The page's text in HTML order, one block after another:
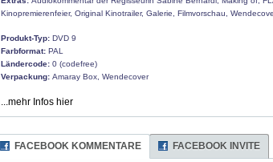
Kinopremierenfeier, Original Kinotrailer, Galerie, Filmvorschau,
Produkt-Typ: DVD 9
Farbformat: PAL
Ländercode: 0 (codefree)
Verpackung: Amaray Box, Wendecover
...mehr Infos hier
FACEBOOK KOMMENTARE FACEBOOK INVITE